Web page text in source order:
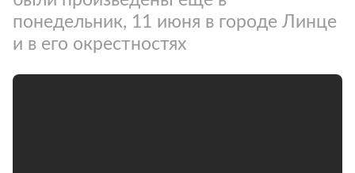
понедельник, 11 июня в городе Линце
и в его окрестностях